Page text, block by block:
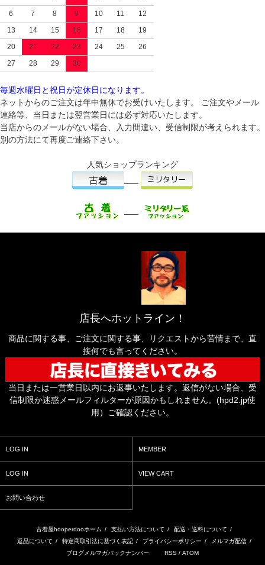
6
7 8 9 10 11
12
13
14 15 16 17 18
19
20
21 22 23 24 25
26
27
28 29 30
毎週水曜日と祝日が定休日になります。
ネットからのご注文は年中無休でお受けいたします。 ご注文やメール
連絡等、当日または翌営業日には必ず対応いたします。
当店からのメールがない場合、入力間違い、受信制限が考えられます。
別の方法にて再度ご連絡下さい。
人気ショップランキング
店長へホットライン！
商品に関する事、ご注文に関する事、リクエストから苦情まで、直
接何でも言ってください。
当日または一営業日以内にお返事いたします。返信がない場合、受
信制限か迷惑メールフィルターが原因かもしれません。(hpd2.jp使
用）ご確認ください。
LOG IN MEMBER
LOG IN VIEW CART
お問い合わせ
古着屋hooperdooホーム / 支払い方法について / 配送・送料について /
返品について / 特定商取引法に基づく表記 / プライバシーポリシー / メルマガ配信 /
ブログメルマガバックナンバー
RSS / ATOM